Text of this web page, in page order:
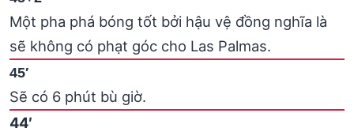
Một pha phá bóng tốt bởi hậu vệ đồng nghĩa là
sẽ không có phạt góc cho Las Palmas.
45′
Sẽ có 6 phút bù giờ.
44′